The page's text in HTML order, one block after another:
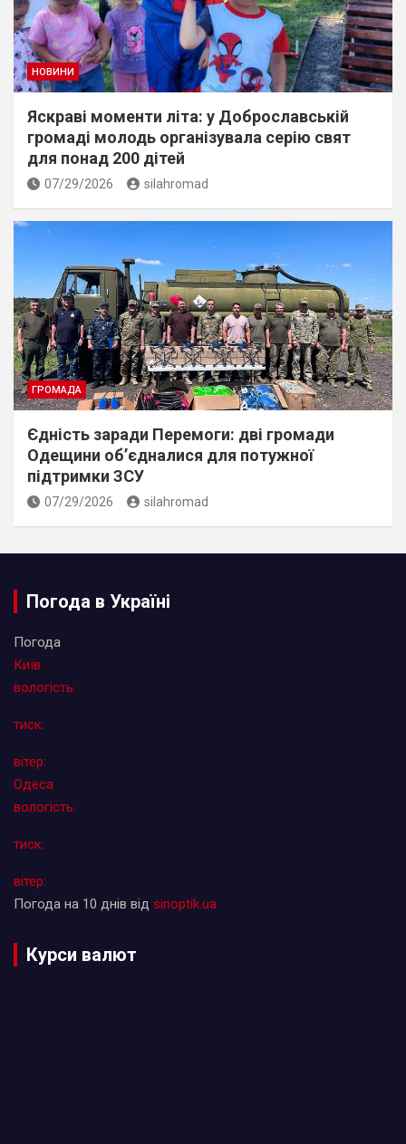
НОВИНИ
Яскраві моменти літа: у Доброславській
громаді молодь організувала серію свят
для понад 200 дітей
07/29/2026 silahromad
ГРОМАДА
Єдність заради Перемоги: дві громади
Одещини об’єдналися для потужної
підтримки ЗСУ
07/29/2026 silahromad
Погода в Україні
Погода
Київ
вологість:
тиск:
вітер:
Одеса
вологість:
тиск:
вітер:
Погода на 10 днів від sinoptik.ua
Курси валют